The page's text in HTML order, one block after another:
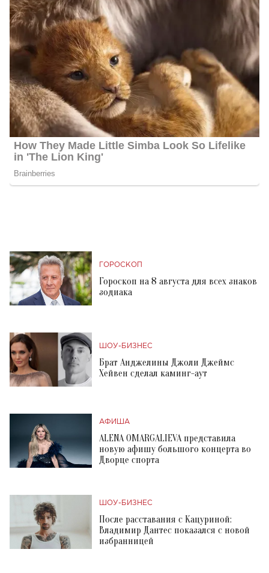
ГОРОСКОП
Гороскоп на 8 августа для всех знаков
зодиака
ШОУ-БИЗНЕС
Брат Анджелины Джоли Джеймс
Хейвен сделал каминг-аут
АФИША
ALENA OMARGALIEVA представила
новую афишу большого концерта во
Дворце спорта
ШОУ-БИЗНЕС
После расставания с Кацуриной:
Владимир Дантес показался с новой
избранницей